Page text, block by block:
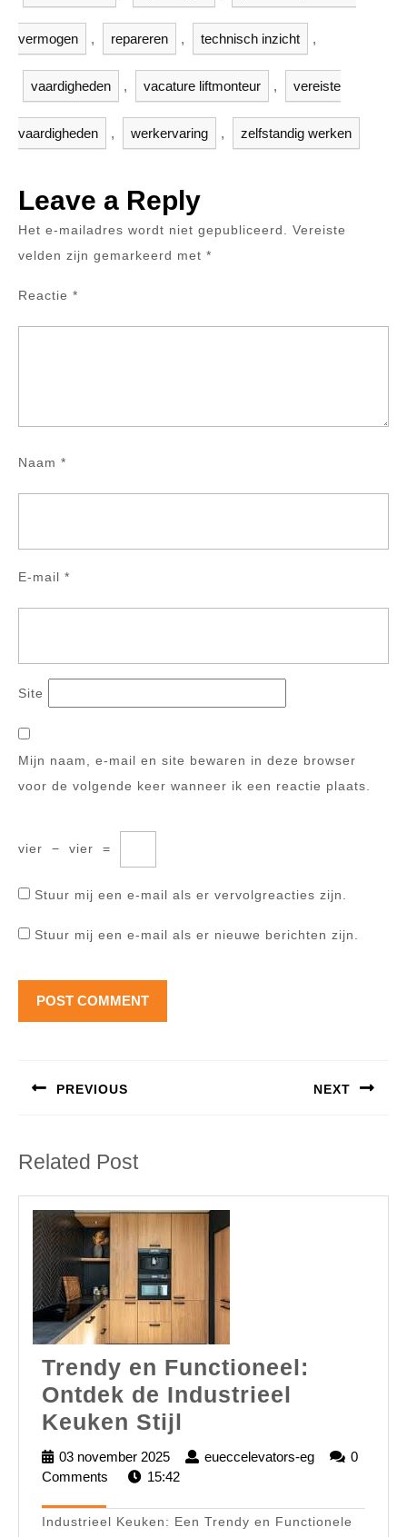
vermogen , repareren , technisch inzicht ,
vaardigheden , vacature liftmonteur , vereiste
vaardigheden , werkervaring , zelfstandig werken
Leave a Reply
Het e-mailadres wordt niet gepubliceerd.
Vereiste
velden zijn gemarkeerd met *
Reactie *
Naam *
E-mail *
Site
Mijn naam, e-mail en site bewaren in deze browser
voor de volgende keer wanneer ik een reactie plaats.
vier − vier =
Stuur mij een e-mail als er vervolgreacties zijn.
Stuur mij een e-mail als er nieuwe berichten zijn.
PREVIOUS NEXT
Related Post
Trendy en Functioneel:
Ontdek de Industrieel
Keuken Stijl
en
Ontdek
de
03 november 2025
03
november
eueccelevators-eg
0
Comments
15:42
Industrieel Keuken: Een Trendy en Functionele